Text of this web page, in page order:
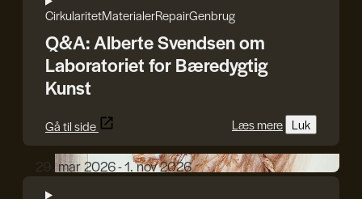
CirkularitetMaterialerRepairGenbrug
Q&A: Alberte Svendsen om
Laboratoriet for Bæredygtig
Kunst
Gå til side Læs mere Luk
Karin Lorentzen
29. mar 2026 - 1. nov 2026